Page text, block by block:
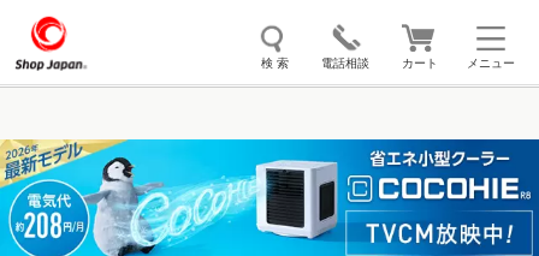
メニュー
検 索 電話相談 カート
トゥルースリーパー ここひえ 枕
掃除機 クッキングプロ 補聴器 マイキュット
エアコン オーラルスマイル